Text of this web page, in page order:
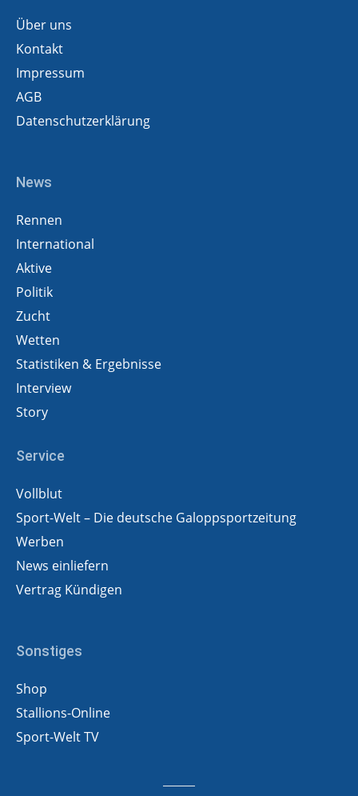
Über uns
Kontakt
Impressum
AGB
Datenschutzerklärung
News
Rennen
International
Aktive
Politik
Zucht
Wetten
Statistiken & Ergebnisse
Interview
Story
Service
Vollblut
Sport-Welt – Die deutsche Galoppsportzeitung
Werben
News einliefern
Vertrag Kündigen
Sonstiges
Shop
Stallions-Online
Sport-Welt TV